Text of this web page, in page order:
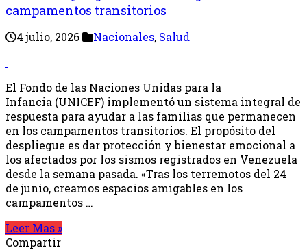
campamentos transitorios
4 julio, 2026 Nacionales, Salud
El Fondo de las Naciones Unidas para la
Infancia (UNICEF) implementó un sistema integral de
respuesta para ayudar a las familias que permanecen
en los campamentos transitorios. El propósito del
despliegue es dar protección y bienestar emocional a
los afectados por los sismos registrados en Venezuela
desde la semana pasada. «Tras los terremotos del 24
de junio, creamos espacios amigables en los
campamentos …
Leer Mas »
Compartir